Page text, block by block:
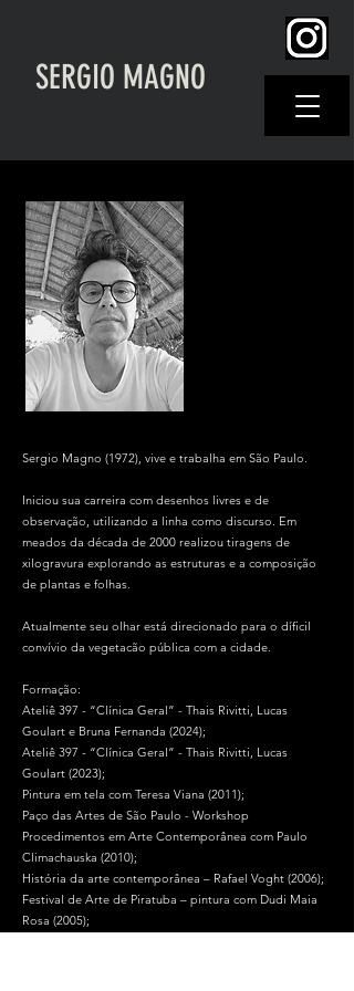
SERGIO MAGNO
Sergio Magno (1972), vive e trabalha em São Paulo.
Iniciou sua carreira com desenhos livres e de
observação, utilizando a linha como discurso. Em
meados da década de 2000 realizou tiragens de
xilogravura explorando as estruturas e a composição
de plantas e folhas.
Atualmente seu olhar está direcionado para o díficil
convívio da vegetacão pública com a cidade.
Formação:
Ateliê 397 - “Clínica Geral” - Thais Rivitti, Lucas
Goulart e Bruna Fernanda (2024);
Ateliê 397 - “Clínica Geral” - Thais Rivitti, Lucas
Goulart (2023);
Pintura em tela com Teresa Viana (2011);
Paço das Artes de São Paulo - Workshop
Procedimentos em Arte Contemporânea com Paulo
Climachauska (2010);
História da arte contemporânea – Rafael Voght (2006);
Festival de Arte de Piratuba – pintura com Dudi Maia
Rosa (2005);